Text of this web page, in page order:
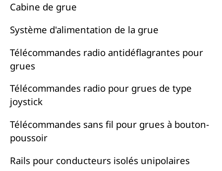
Cabine de grue
Système d'alimentation de la grue
Télécommandes radio antidéflagrantes pour
grues
Télécommandes radio pour grues de type
joystick
Télécommandes sans fil pour grues à bouton-
poussoir
Rails pour conducteurs isolés unipolaires